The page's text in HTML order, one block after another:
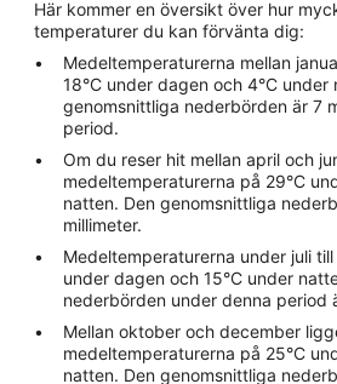
Här kommer en översikt över hur
temperaturer du kan förvänta dig:
Medeltemperaturerna mellan
18°C under dagen och 4°C under
genomsnittliga nederbörden är 7
period.
Om du reser hit mellan april och
medeltemperaturerna på 29°C
natten. Den genomsnittliga
millimeter.
Medeltemperaturerna under juli
under dagen och 15°C under
nederbörden under denna period
Mellan oktober och december
medeltemperaturerna på 25°C
natten. Den genomsnittliga